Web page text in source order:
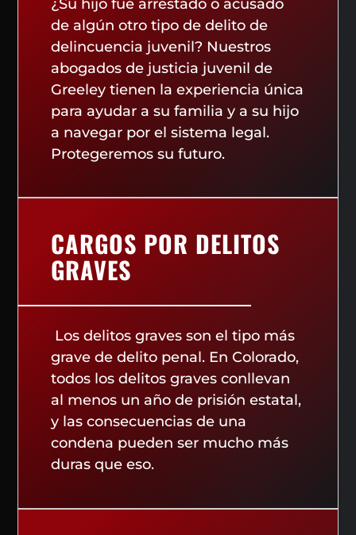
¿Su hijo fue arrestado o acusado
de algún otro tipo de delito de
delincuencia juvenil? Nuestros
abogados de justicia juvenil de
Greeley tienen la experiencia única
para ayudar a su familia y a su hijo
a navegar por el sistema legal.
Protegeremos su futuro.
CARGOS POR DELITOS
GRAVES
Los delitos graves son el tipo más
grave de delito penal. En Colorado,
todos los delitos graves conllevan
al menos un año de prisión estatal,
y las consecuencias de una
condena pueden ser mucho más
duras que eso.